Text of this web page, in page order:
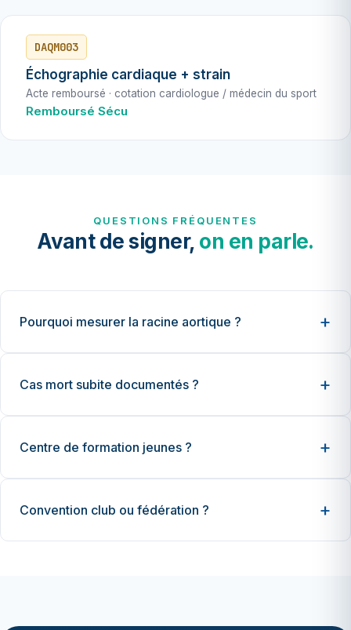
DAQM003
Échographie cardiaque + strain
Acte remboursé · cotation cardiologue / médecin du sport
Remboursé Sécu
QUESTIONS FRÉQUENTES
Avant de signer, on en parle.
Pourquoi mesurer la racine aortique ?
Cas mort subite documentés ?
Centre de formation jeunes ?
Convention club ou fédération ?